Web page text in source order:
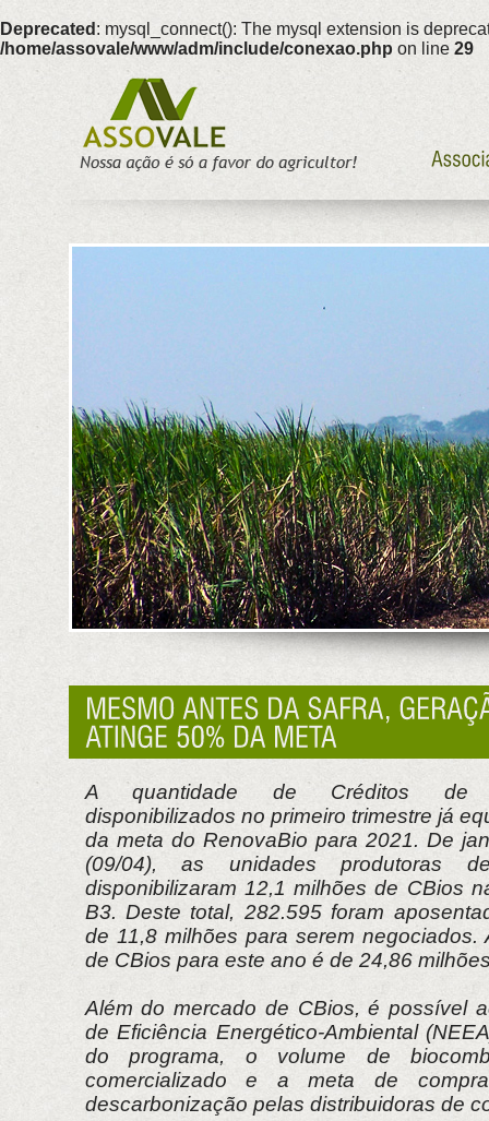
Deprecated : mysql_connect(): The mysql extension is
/home/assovale/www/adm/include/conexao.php on line 29
A quantidade de Créditos de
disponibilizados no primeiro trimestre já
da meta do RenovaBio para 2021. De
(09/04), as unidades produtoras de
disponibilizaram 12,1 milhões de CBios
B3. Deste total, 282.595 foram
de 11,8 milhões para serem negociados.
de CBios para este ano é de 24,86
Além do mercado de CBios, é possível
de Eficiência Energético-Ambiental
do programa, o volume de
comercializado e a meta de
descarbonização pelas distribuidoras de